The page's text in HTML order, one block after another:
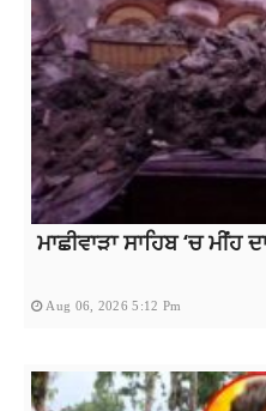
ਮਾਛੀਵਾੜਾ ਸਾਹਿਬ ‘ਚ ਮੀਂਹ
Aug 06, 2026 5:12 Pm